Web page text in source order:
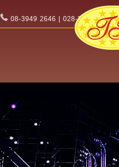
08-3949 2646 | 028-3949 2647